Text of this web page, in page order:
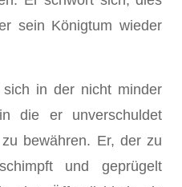
sein Königtum wieder
in der nicht minder
die er unverschuldet
bewähren. Er, der zu
und geprügelt